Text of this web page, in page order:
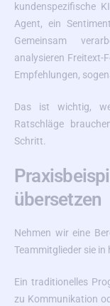
kundenspezifische
Agent, ein
Gemeinsam
analysieren Freitext-
Empfehlungen,
Das ist wichtig,
Ratschläge
Schritt.
übersetzen
Nehmen wir eine
Teammitglieder sie in
Ein traditionelles
zu Kommunikation